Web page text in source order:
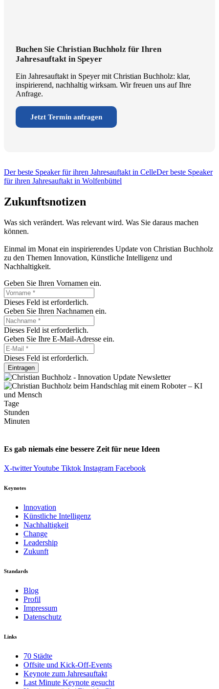
Buchen Sie Christian Buchholz für Ihren
Jahresauftakt in Speyer
Ein Jahresauftakt in Speyer mit Christian Buchholz: klar,
inspirierend, nachhaltig wirksam. Wir freuen uns auf Ihre
Anfrage.
Jetzt Termin anfragen
Der beste Speaker für ihren Jahresauftakt in CelleDer beste Speaker
für ihren Jahresauftakt in Wolfenbüttel
Zukunftsnotizen
Was sich verändert. Was relevant wird. Was Sie daraus machen
können.
Einmal im Monat ein inspirierendes Update von Christian Buchholz
zu den Themen Innovation, Künstliche Intelligenz und
Nachhaltigkeit.
Geben Sie Ihren Vornamen ein.
Dieses Feld ist erforderlich.
Geben Sie Ihren Nachnamen ein.
Dieses Feld ist erforderlich.
Geben Sie Ihre E-Mail-Adresse ein.
Dieses Feld ist erforderlich.
Eintragen
Tage
Stunden
Minuten
Es gab niemals eine bessere Zeit für neue Ideen
X-twitterYoutube Tiktok Instagram Facebook
Keynotes
lnnovation
Künstliche Intelligenz
Nachhaltigkeit
Change
Leadership
Zukunft
Standards
Blog
Profil
Impressum
Datenschutz
Links
70 Städte
Offsite und Kick-Off-Events
Keynote zum Jahresauftakt
Last Minute Keynote gesucht